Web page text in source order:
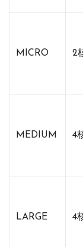
MICRO 2
MEDIUM 4
LARGE 4